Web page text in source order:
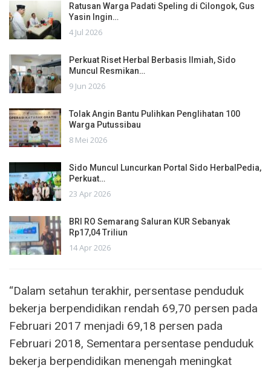
Ratusan Warga Padati Speling di Cilongok, Gus
Yasin Ingin…
4 Jul 2026
Perkuat Riset Herbal Berbasis Ilmiah, Sido
Muncul Resmikan…
9 Jun 2026
Tolak Angin Bantu Pulihkan Penglihatan 100
Warga Putussibau
8 Mei 2026
Sido Muncul Luncurkan Portal Sido HerbalPedia,
Perkuat…
23 Apr 2026
BRI RO Semarang Saluran KUR Sebanyak
Rp17,04 Triliun
14 Apr 2026
“Dalam setahun terakhir, persentase penduduk
bekerja berpendidikan rendah 69,70 persen pada
Februari 2017 menjadi 69,18 persen pada
Februari 2018, Sementara persentase penduduk
bekerja berpendidikan menengah meningkat